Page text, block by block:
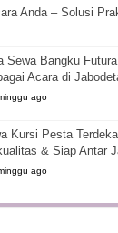
Anda – Solusi
Sewa Bangku
Acara di
ago
Kursi Pesta
& Siap Antar
ago